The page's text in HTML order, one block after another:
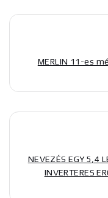
MERLIN 11-es
NEVEZÉS EGY 5,4
INVERTERES